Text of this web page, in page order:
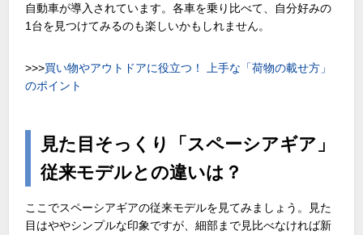
自動車が導入されています。各車を乗り比べて、自分好みの
1台を見つけてみるのも楽しいかもしれません。
>>>買い物やアウトドアに役立つ！ 上手な「荷物の載せ方」
のポイント
見た目そっくり「スペーシアギア」
従来モデルとの違いは？
ここでスペーシアギアの従来モデルを見てみましょう。見た
目はややシンプルな印象ですが、細部まで見比べなければ新